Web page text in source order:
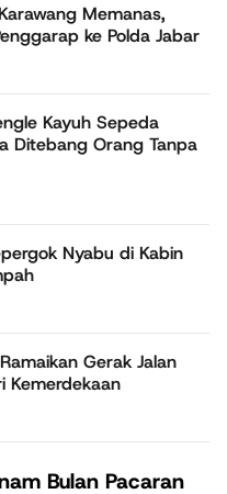
Memanas,
ke Polda Jabar
Kayuh Sepeda
Ditebang Orang Tanpa
Nyabu di Kabin
Gerak Jalan
Kemerdekaan
Bulan Pacaran